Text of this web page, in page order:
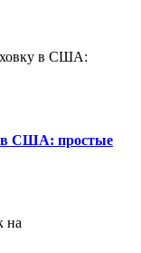
в США: простые